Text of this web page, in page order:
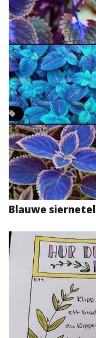
Blauwe siernetel